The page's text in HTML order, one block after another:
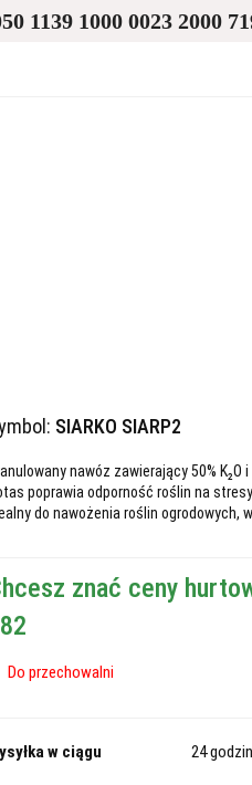
1139 1000 0023 2000
SIARKO SIARP2
nawóz zawierający 50%
poprawia odporność roślin na
do nawożenia roślin ogrodowych,
znać ceny
Do przechowalni
w ciągu 24